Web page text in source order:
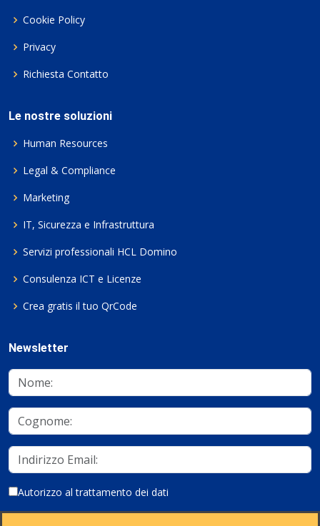
Cookie Policy
Privacy
Richiesta Contatto
Le nostre soluzioni
Human Resources
Legal & Compliance
Marketing
IT, Sicurezza e Infrastruttura
Servizi professionali HCL Domino
Consulenza ICT e Licenze
Crea gratis il tuo QrCode
Newsletter
Autorizzo al trattamento dei dati